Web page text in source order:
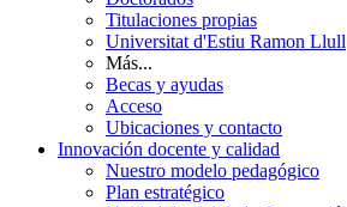
Titulaciones propias
Universitat d'Estiu Ramon Llull
Más...
Becas y ayudas
Acceso
Ubicaciones y contacto
Innovación docente y calidad
Nuestro modelo pedagógico
Plan estratégico